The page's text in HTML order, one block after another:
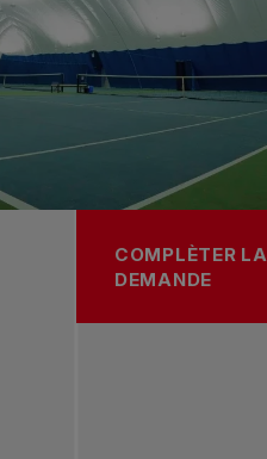
COMPLÈTER LA
DEMANDE